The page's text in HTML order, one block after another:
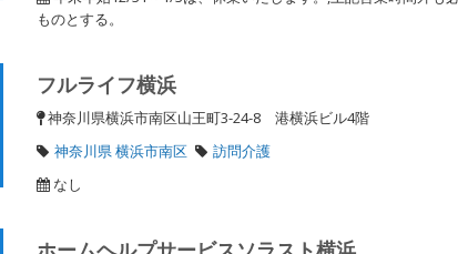
ものとする。
フルライフ横浜
神奈川県横浜市南区山王町3-24-8 港横浜ビル4階
神奈川県 横浜市南区
訪問介護
なし